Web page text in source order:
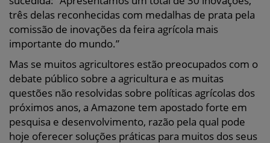
três delas reconhecidas com medalhas de prata pela
comissão de inovações da feira agrícola mais
importante do mundo.”
Mas se muitos agricultores estão preocupados com o
debate público sobre a agricultura e as muitas
questões não resolvidas sobre políticas agrícolas dos
próximos anos, a Amazone tem apostado forte em
pesquisa e desenvolvimento, razão pela qual pode
hoje oferecer soluções práticas para muitos dos seus